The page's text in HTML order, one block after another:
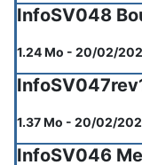
InfoSV048
1.24 Mo - 20/02/
1.37 Mo - 20/02/
InfoSV046